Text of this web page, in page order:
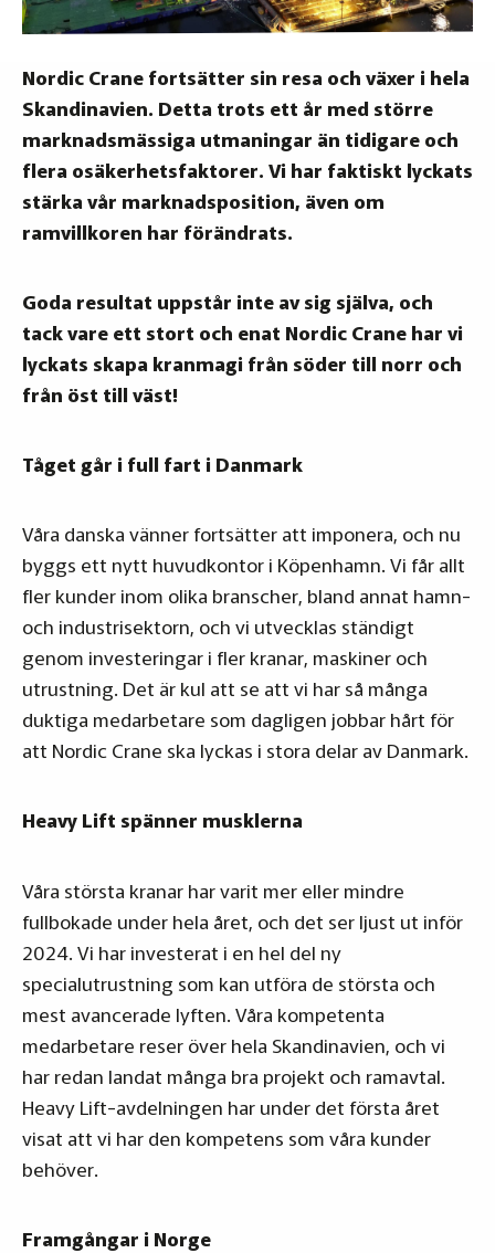
Nordic Crane fortsätter sin resa och växer i hela
Skandinavien. Detta trots ett år med större
marknadsmässiga utmaningar än tidigare och
flera osäkerhetsfaktorer. Vi har faktiskt lyckats
stärka vår marknadsposition, även om
ramvillkoren har förändrats.
Goda resultat uppstår inte av sig själva, och
tack vare ett stort och enat Nordic Crane har vi
lyckats skapa kranmagi från söder till norr och
från öst till väst!
Tåget går i full fart i Danmark
Våra danska vänner fortsätter att imponera, och nu
byggs ett nytt huvudkontor i Köpenhamn. Vi får allt
fler kunder inom olika branscher, bland annat hamn-
och industrisektorn, och vi utvecklas ständigt
genom investeringar i fler kranar, maskiner och
utrustning. Det är kul att se att vi har så många
duktiga medarbetare som dagligen jobbar hårt för
att Nordic Crane ska lyckas i stora delar av Danmark.
Heavy Lift spänner musklerna
Våra största kranar har varit mer eller mindre
fullbokade under hela året, och det ser ljust ut inför
2024. Vi har investerat i en hel del ny
specialutrustning som kan utföra de största och
mest avancerade lyften. Våra kompetenta
medarbetare reser över hela Skandinavien, och vi
har redan landat många bra projekt och ramavtal.
Heavy Lift-avdelningen har under det första året
visat att vi har den kompetens som våra kunder
behöver.
Framgångar i Norge